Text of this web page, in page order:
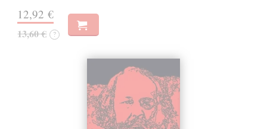
12,92 €
13,60 € ?